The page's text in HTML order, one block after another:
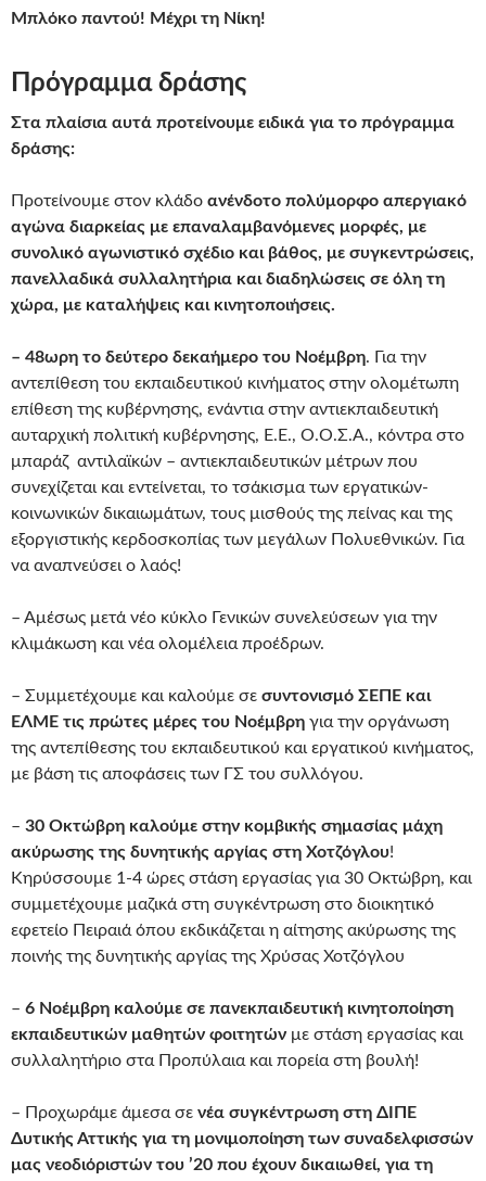
Μπλόκο παντού! Μέχρι τη Νίκη!
Πρόγραμμα δράσης
Στα πλαίσια αυτά προτείνουμε ειδικά για το πρόγραμμα
δράσης:
Προτείνουμε στον κλάδο ανένδοτο πολύμορφο απεργιακό
αγώνα διαρκείας με επαναλαμβανόμενες μορφές, με
συνολικό αγωνιστικό σχέδιο και βάθος, με συγκεντρώσεις,
πανελλαδικά συλλαλητήρια και διαδηλώσεις σε όλη τη
χώρα, με καταλήψεις και κινητοποιήσεις.
– 48ωρη το δεύτερο δεκαήμερο του Νοέμβρη. Για την
αντεπίθεση του εκπαιδευτικού κινήματος στην ολομέτωπη
επίθεση της κυβέρνησης, ενάντια στην αντιεκπαιδευτική
αυταρχική πολιτική κυβέρνησης, Ε.Ε., Ο.Ο.Σ.Α., κόντρα στο
μπαράζ αντιλαϊκών – αντιεκπαιδευτικών μέτρων που
συνεχίζεται και εντείνεται, το τσάκισμα των εργατικών-
κοινωνικών δικαιωμάτων, τους μισθούς της πείνας και της
εξοργιστικής κερδοσκοπίας των μεγάλων Πολυεθνικών. Για
να αναπνεύσει ο λαός!
– Αμέσως μετά νέο κύκλο Γενικών συνελεύσεων για την
κλιμάκωση και νέα ολομέλεια προέδρων.
– Συμμετέχουμε και καλούμε σε συντονισμό ΣΕΠΕ και
ΕΛΜΕ τις πρώτες μέρες του Νοέμβρη για την οργάνωση
της αντεπίθεσης του εκπαιδευτικού και εργατικού κινήματος,
με βάση τις αποφάσεις των ΓΣ του συλλόγου.
– 30 Οκτώβρη καλούμε στην κομβικής σημασίας μάχη
ακύρωσης της δυνητικής αργίας στη Χοτζόγλου!
Κηρύσσουμε 1-4 ώρες στάση εργασίας για 30 Οκτώβρη, και
συμμετέχουμε μαζικά στη συγκέντρωση στο διοικητικό
εφετείο Πειραιά όπου εκδικάζεται η αίτησης ακύρωσης της
ποινής της δυνητικής αργίας της Χρύσας Χοτζόγλου
– 6 Νοέμβρη καλούμε σε πανεκπαιδευτική κινητοποίηση
εκπαιδευτικών μαθητών φοιτητών με στάση εργασίας και
συλλαλητήριο στα Προπύλαια και πορεία στη βουλή!
– Προχωράμε άμεσα σε νέα συγκέντρωση στη ΔΙΠΕ
Δυτικής Αττικής για τη μονιμοποίηση των συναδελφισσών
μας νεοδιόριστών του ’20 που έχουν δικαιωθεί, για τη